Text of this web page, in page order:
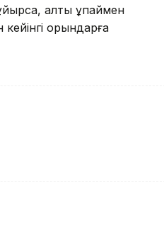
алты ұпаймен
орындарға